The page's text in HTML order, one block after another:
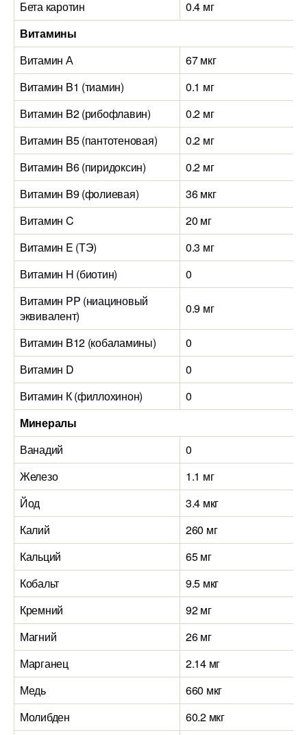
Бета каротин
0.4 мг
Витамины
Витамин А
67 мкг
Витамин B1 (тиамин)
0.1 мг
Витамин B2 (рибофлавин)
0.2 мг
Витамин B5 (пантотеновая)
0.2 мг
Витамин B6 (пиридоксин)
0.2 мг
Витамин B9 (фолиевая)
36 мкг
Витамин C
20 мг
Витамин E (ТЭ)
0.3 мг
Витамин H (биотин)
0
Витамин PP (ниациновый
эквивалент)
0.9 мг
Витамин B12 (кобаламины)
0
Витамин D
0
Витамин К (филлохинон)
0
Минералы
Ванадий
0
Железо
1.1 мг
Йод
3.4 мкг
Калий
260 мг
Кальций
65 мг
Кобальт
9.5 мкг
Кремний
92 мг
Магний
26 мг
Марганец
2.14 мг
Медь
660 мкг
Молибден
60.2 мкг